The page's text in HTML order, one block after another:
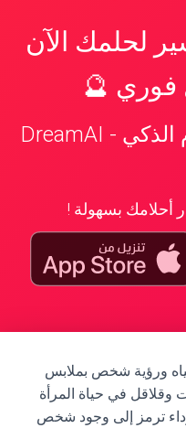
لحلمك الآن
فوري 🔮
📱 تطبيق تفسير الأحلام الذكي - DreamAI
أحلامك بسهولة !
ورؤية شخص بملابس
وقلاقل في حياة المرأة
ترمز إلى وجود شخص